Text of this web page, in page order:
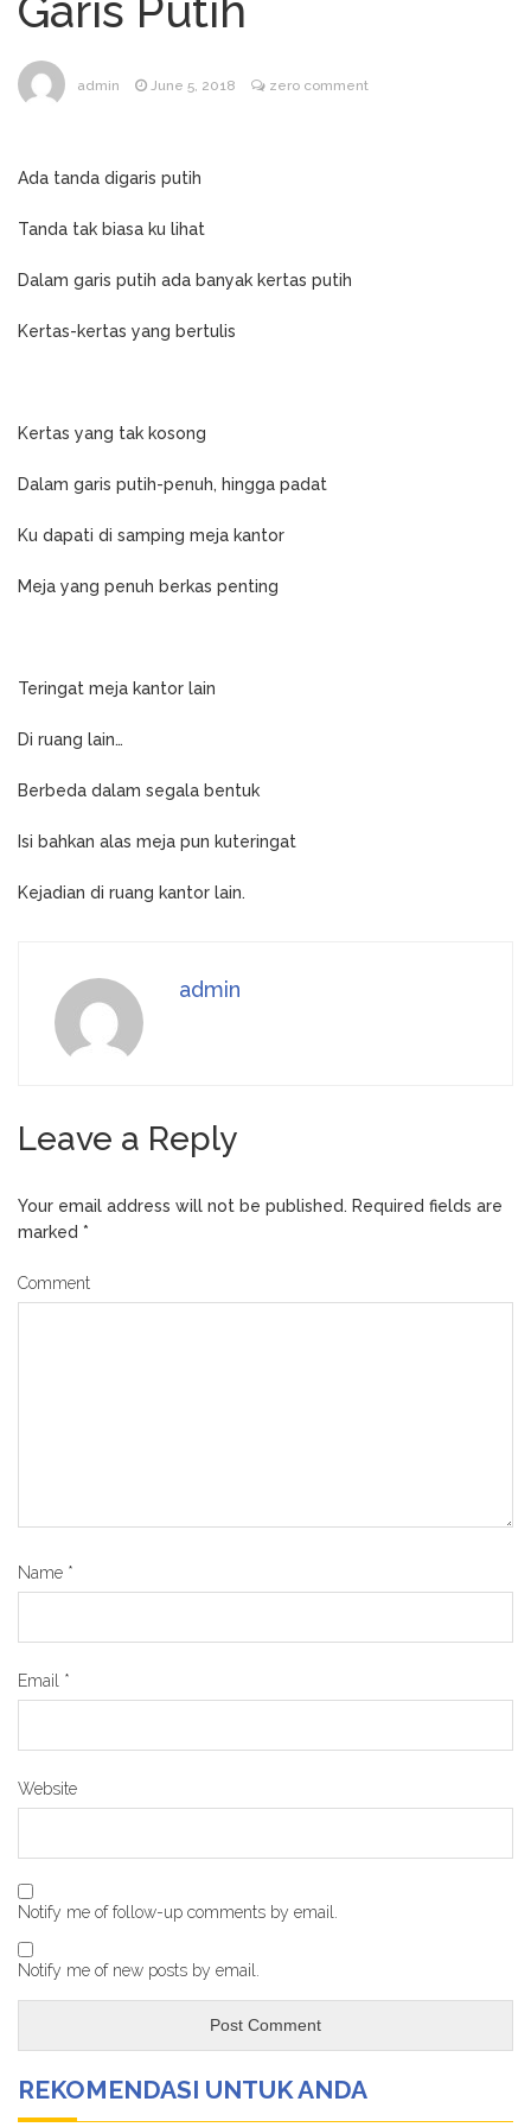
January 17, 2024
Tukang Kain Asal RI Masuk
December 11, 2023
LAGI…
February 23, 2025
Seluruh Google, bekerja
Garis Putih
admin June 5, 2018 zero comment
Ada tanda digaris putih
Tanda tak biasa ku lihat
Dalam garis putih ada banyak kertas putih
Kertas-kertas yang bertulis
Kertas yang tak kosong
Dalam garis putih-penuh, hingga padat
Ku dapati di samping meja kantor
Meja yang penuh berkas penting
Teringat meja kantor lain
Di ruang lain…
Berbeda dalam segala bentuk
Isi bahkan alas meja pun kuteringat
Kejadian di ruang kantor lain.
admin
Leave a Reply
Your email address will not be published. Required fields are
marked *
Comment
Name *
Email *
Website
Notify me of follow-up comments by email.
Notify me of new posts by email.
REKOMENDASI UNTUK ANDA